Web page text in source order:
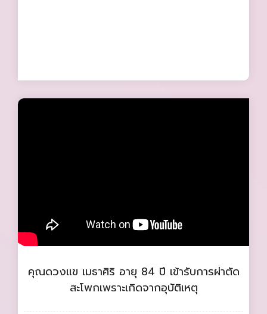
คุณดวงแข เมธาศิริ อายุ 84 ปี เข้ารับการผ่าตัด
สะโพกเพราะเกิดจากอุบัติเหตุ